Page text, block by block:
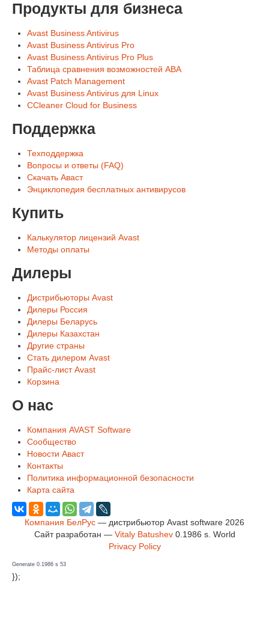
Продукты для бизнеса
Avast Business Antivirus
Avast Business Antivirus Pro
Avast Business Antivirus Pro Plus
Таблица сравнения возможностей ABA
Avast Patch Management
Avast Business Antivirus для Linux
CCleaner Cloud for Business
Поддержка
Техподдержка
Вопросы и ответы (FAQ)
Скачать Аваст
Энциклопедия бесплатных антивирусов
Купить
Калькулятор лицензий Avast
Методы оплаты
Дилеры
Дистрибьюторы Avast
Дилеры Россия
Дилеры Беларусь
Дилеры Казахстан
Другие страны
Стать дилером Avast
Прайс-лист Avast
Корзина
О нас
Компания AVAST Software
Сообщество
Новости Аваст
Контакты
Политика информационной безопасности
Карта сайта
Компания БелРус — дистрибьютор Avast software 2026
Сайт разработан — Vitaly Batushev0.1986 s. World
Privacy Policy
Generate 0.1986 s 53
});